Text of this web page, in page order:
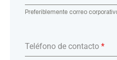
Preferiblemente correo
Teléfono de contacto *